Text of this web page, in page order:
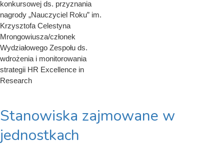
konkursowej ds. przyznania
nagrody „Nauczyciel Roku” im.
Krzysztofa Celestyna
Mrongowiusza/członek
Wydziałowego Zespołu ds.
wdrożenia i monitorowania
strategii HR Excellence in
Research
Stanowiska zajmowane w
jednostkach